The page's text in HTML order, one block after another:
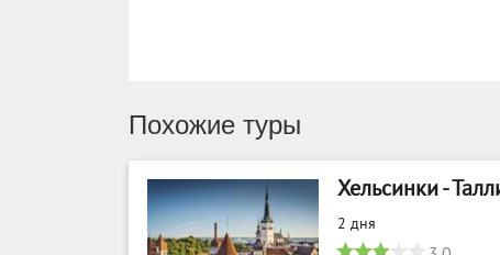
Похожие туры
Хельсинки -
2 дня